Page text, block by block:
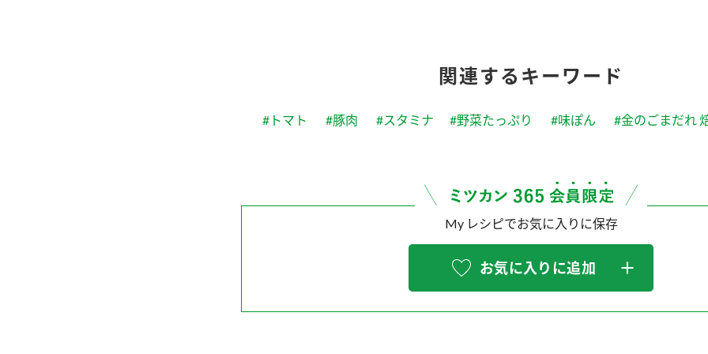
関連するキーワード
#トマト #豚肉 #スタミナ #野菜たっぷり #味ぽん #金のごまだれ
My レシピでお気に入りに保存
お気に入りに追加